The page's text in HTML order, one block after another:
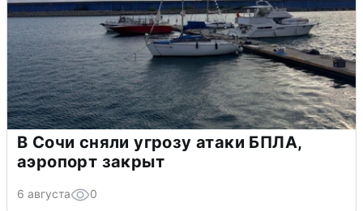
В Сочи сняли угрозу атаки БПЛА,
аэропорт закрыт
6 августа 0